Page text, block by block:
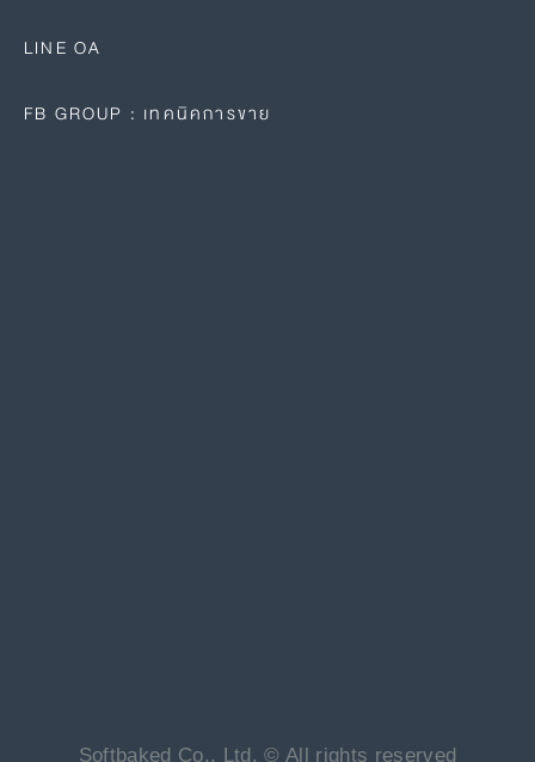
LINE OA
FB GROUP : เทคนิคการขาย
Softbaked Co., Ltd. © All rights reserved